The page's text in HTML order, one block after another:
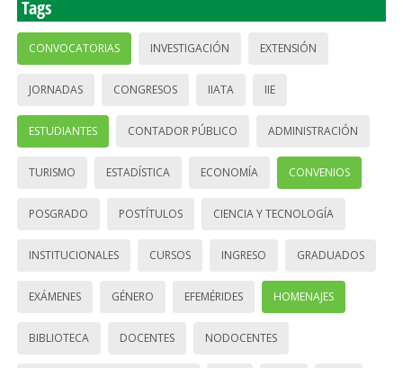
Tags
CONVOCATORIAS INVESTIGACIÓN EXTENSIÓN
JORNADAS CONGRESOS IIATA IIE
ESTUDIANTES CONTADOR PÚBLICO ADMINISTRACIÓN
TURISMO ESTADÍSTICA ECONOMÍA CONVENIOS
POSGRADO POSTÍTULOS CIENCIA Y TECNOLOGÍA
INSTITUCIONALES CURSOS INGRESO GRADUADOS
EXÁMENES GÉNERO EFEMÉRIDES HOMENAJES
BIBLIOTECA DOCENTES NODOCENTES